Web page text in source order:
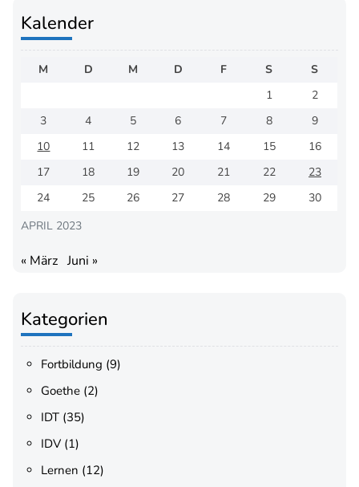
Kalender
APRIL 2023
M D M D F S
S
1
2
3
4 5 6 7 8
9
10
11 12 13 14 15
16
17
18 19 20 21 22
23
24
25 26 27 28 29 30
« März Juni »
Kategorien
Fortbildung (9)
Goethe (2)
IDT (35)
IDV (1)
Lernen (12)